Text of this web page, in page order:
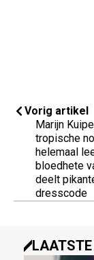
Vorig artikel
Marijn
tropische
helemaal
bloedhete
deelt
dresscode
LAATSTE